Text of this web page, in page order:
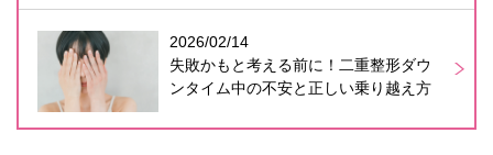
2026/02/14
失敗かもと考える前に！二重整形ダウ
ンタイム中の不安と正しい乗り越え方